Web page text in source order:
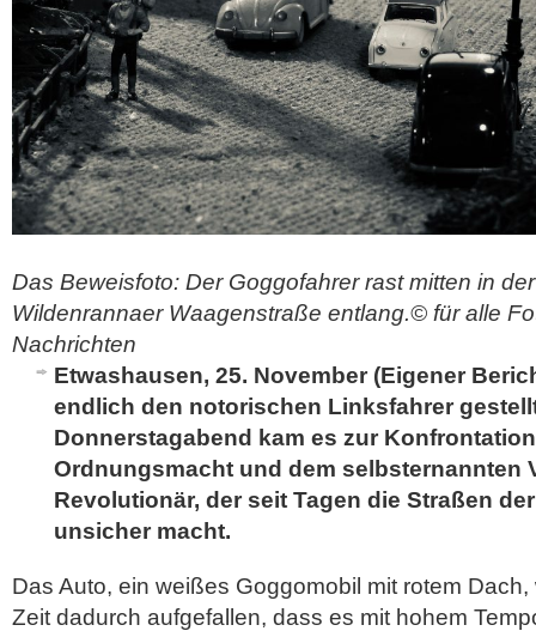
Das Beweisfoto: Der Goggofahrer rast mitten in
Wildenrannaer Waagenstraße entlang.© für alle
Nachrichten
Etwashausen, 25. November (Eigener
endlich den notorischen Linksfahrer
Donnerstagabend kam es zur
Ordnungsmacht und dem selbsternannten
Revolutionär, der seit Tagen die Straßen
unsicher macht.
Das Auto, ein weißes Goggomobil mit rotem
Zeit dadurch aufgefallen, dass es mit hohem